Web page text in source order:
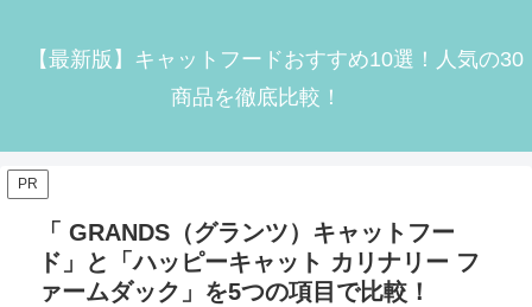
【最新版】キャットフードおすすめ10選！人気の30
商品を徹底比較！
PR
「 GRANDS（グランツ）キャットフー
ド」と「ハッピーキャット カリナリー フ
ァームダック」を5つの項目で比較！